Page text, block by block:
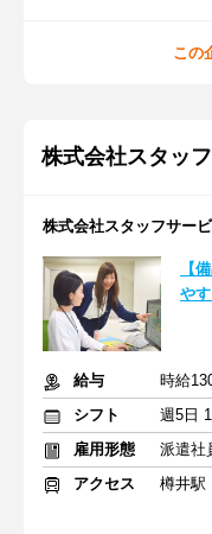
この
株式会社スタッ
株式会社スタッフサー
【
や
給与
時給
シフト
週5日
雇用形態
派遣社
アクセス
樽井駅